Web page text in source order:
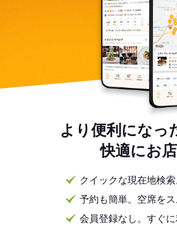
より便利になっ
快適にお
クイックな現在地検
予約も簡単。空席を
会員登録なし。すぐ